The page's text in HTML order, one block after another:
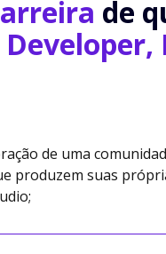
de
de uma
produzem suas